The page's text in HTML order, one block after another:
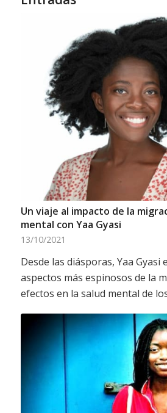
Un viaje al impacto de la
mental con Yaa Gyasi
13/10/2021
Desde las diásporas, Yaa Gyasi
aspectos más espinosos de la
efectos en la salud mental de